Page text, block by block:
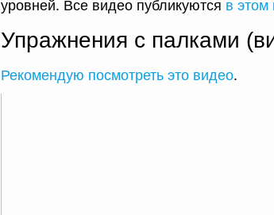
уровней. Все видео публикуются в этом
Упражнения с палками
Рекомендую посмотреть это видео.